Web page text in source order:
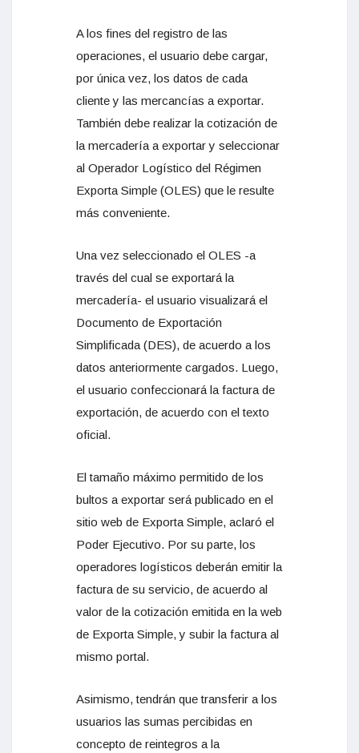
A los fines del registro de las
operaciones, el usuario debe cargar,
por única vez, los datos de cada
cliente y las mercancías a exportar.
También debe realizar la cotización de
la mercadería a exportar y seleccionar
al Operador Logístico del Régimen
Exporta Simple (OLES) que le resulte
más conveniente.
Una vez seleccionado el OLES -a
través del cual se exportará la
mercadería- el usuario visualizará el
Documento de Exportación
Simplificada (DES), de acuerdo a los
datos anteriormente cargados. Luego,
el usuario confeccionará la factura de
exportación, de acuerdo con el texto
oficial.
El tamaño máximo permitido de los
bultos a exportar será publicado en el
sitio web de Exporta Simple, aclaró el
Poder Ejecutivo. Por su parte, los
operadores logísticos deberán emitir la
factura de su servicio, de acuerdo al
valor de la cotización emitida en la web
de Exporta Simple, y subir la factura al
mismo portal.
Asimismo, tendrán que transferir a los
usuarios las sumas percibidas en
concepto de reintegros a la